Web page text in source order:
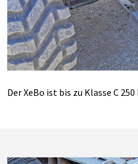
Der XeBo ist bis zu Klasse C